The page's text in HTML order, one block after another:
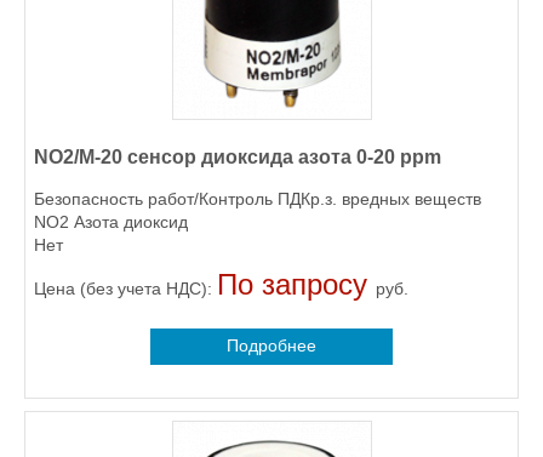
NO2/M-20 сенсор диоксида азота 0-20 ppm
Безопасность работ/Контроль ПДКр.з. вредных веществ
NO2 Азота диоксид
Нет
Цена (без учета НДС): По запросу руб.
Подробнее